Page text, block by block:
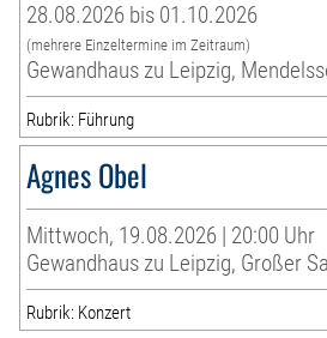
28.08.2026 bis 01.10.2026
(mehrere Einzeltermine im Zeitraum)
Gewandhaus zu Leipzig,
Rubrik: Führung
Agnes Obel
Mittwoch, 19.08.2026 | 20:00 Uhr
Gewandhaus zu Leipzig, Großer
Rubrik: Konzert